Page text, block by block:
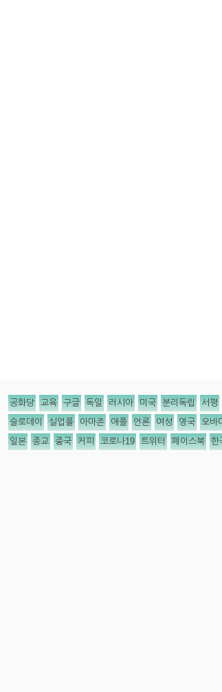
공화당 교육 구글 독일 러시아 미국 분리독립 서평
슬로데이 실업률 아마존 애플 언론 여성 영국 오바
일본 종교 중국 커피 코로나19 트위터 페이스북 한